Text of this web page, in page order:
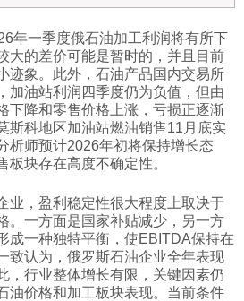
年一季度俄石油加工利润将有所下
大的差价可能是暂时的，并且目前
迹象。此外，石油产品国内交易所
加油站利润四季度仍为负值，但由
下降和零售价格上涨，亏损正逐渐
斯科地区加油站燃油销售11月底实
析师预计2026年初将保持增长态
板块存在高度不确定性。
业，盈利稳定性很大程度上取决于
。一方面是国家补贴减少，另一方
成一种独特平衡，使EBITDA保持在
致认为，俄罗斯石油企业全年表现
，行业整体增长有限，关键因素仍
油价格和加工板块表现。当前条件